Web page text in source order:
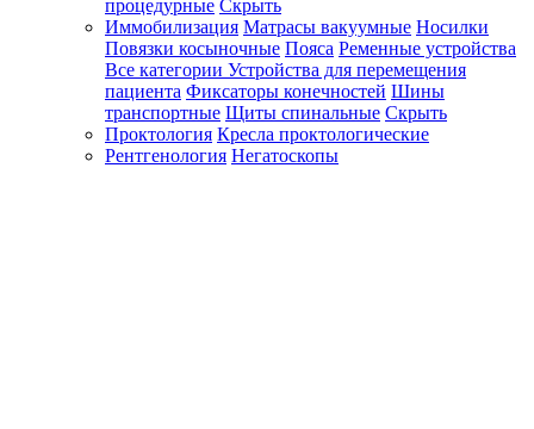
процедурные Скрыть
Иммобилизация Матрасы вакуумные Носилки
Повязки косыночные Пояса Ременные устройства
Все категории Устройства для перемещения
пациента Фиксаторы конечностей Шины
транспортные Щиты спинальные Скрыть
Проктология Кресла проктологические
Рентгенология Негатоскопы